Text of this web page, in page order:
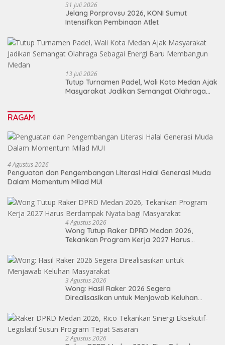
31 Juli 2026
Jelang Porprovsu 2026, KONI Sumut
Intensifkan Pembinaan Atlet
13 Juli 2026
Tutup Turnamen Padel, Wali Kota Medan Ajak
Masyarakat Jadikan Semangat Olahraga
RAGAM
4 Agustus 2026
Penguatan dan Pengembangan Literasi Halal Generasi Muda
Dalam Momentum Milad MUI
4 Agustus 2026
Wong Tutup Raker DPRD Medan 2026,
Tekankan Program Kerja 2027 Harus
3 Agustus 2026
Wong: Hasil Raker 2026 Segera
Direalisasikan untuk Menjawab Keluhan
2 Agustus 2026